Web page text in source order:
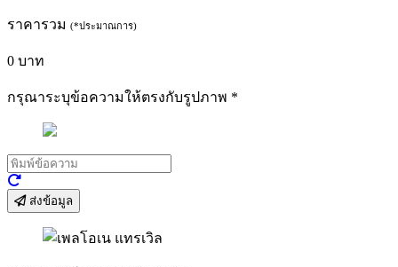
ราคารวม (*ประมาณการ)
0 บาท
กรุณาระบุข้อความให้ตรงกับรูปภาพ *
ส่งข้อมูล